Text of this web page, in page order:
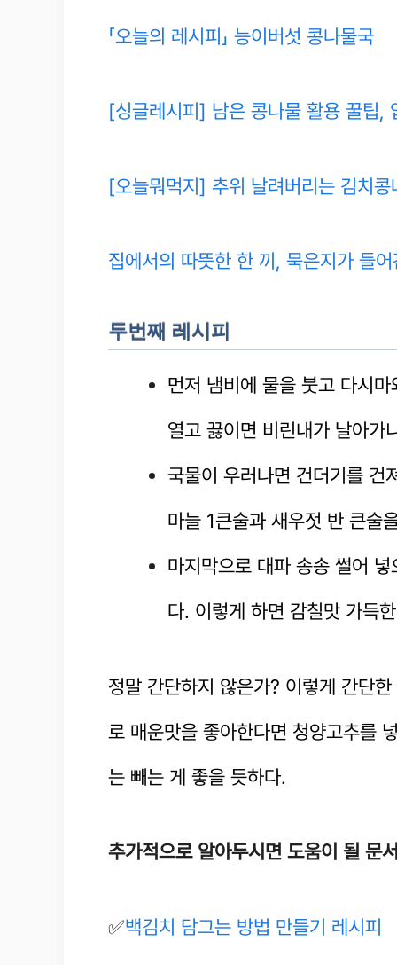
「오늘의 레시피」 능이버섯 콩나물국
[싱글레시피] 남은 콩나물 활용 꿀팁,
[오늘뭐먹지] 추위 날려버리는 김치
집에서의 따뜻한 한 끼, 묵은지가 들어
두번째 레시피
먼저 냄비에 물을 붓고 다시
열고 끓이면 비린내가 날아가
국물이 우러나면 건더기를 건
마늘 1큰술과 새우젓 반 큰술
마지막으로 대파 송송 썰어
다. 이렇게 하면 감칠맛 가득
정말 간단하지 않은가? 이렇게 간단
로 매운맛을 좋아한다면 청양고추를
는 빼는 게 좋을 듯하다.
추가적으로 알아두시면 도움이 될 문
✅백김치 담그는 방법 만들기 레시피